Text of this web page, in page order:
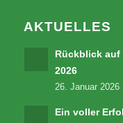
AKTUELLES
Rückblick auf
2026
26. Januar 2026
Ein voller